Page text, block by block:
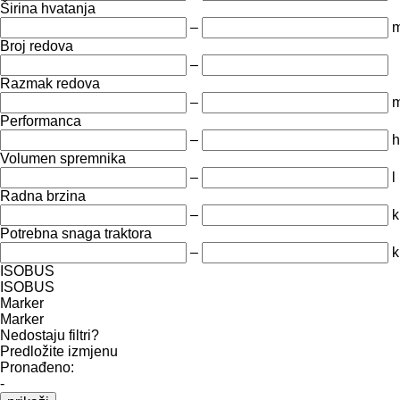
Širina hvatanja
–
Broj redova
–
Razmak redova
–
Performanca
–
Volumen spremnika
–
Radna brzina
–
Potrebna snaga traktora
–
ISOBUS
ISOBUS
Marker
Marker
Nedostaju filtri?
Predložite izmjenu
Pronađeno:
-